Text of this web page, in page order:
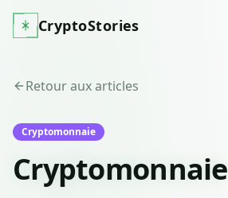
CryptoStories
Retour aux articles
Cryptomonnaie
Cryptomonnaie